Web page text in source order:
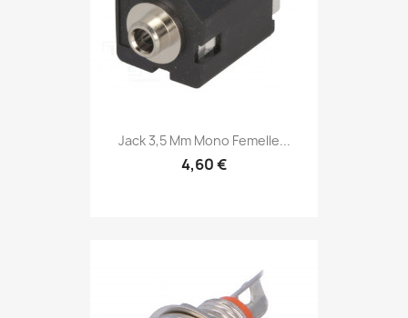
Jack 3,5 Mm Mono Femelle...
4,60 €